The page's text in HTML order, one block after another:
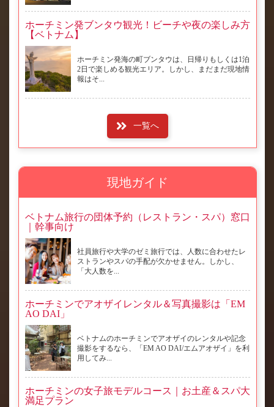
ホーチミン発ブンタウ観光！ビーチや夜の楽しみ方
【ベトナム】
ホーチミン発海の町ブンタウは、日帰りもしくは1泊
2日で楽しめる観光エリア。しかし、まだまだ現地情
報はそ...
一覧へ
現地ガイド
ベトナム旅行の団体予約（レストラン・スパ）窓口
｜幹事向け
社員旅行や大学のゼミ旅行では、人数に合わせたレ
ストランやスパの手配が欠かせません。しかし、
「大人数を...
ホーチミンでアオザイレンタル＆写真撮影は「EM
AO DAI」
ベトナムのホーチミンでアオザイのレンタルや記念
撮影をするなら、「EM AO DAI/エムアオザイ」を利
用してみ...
ホーチミンの女子旅モデルコース｜お土産＆スパ大
満足プラン